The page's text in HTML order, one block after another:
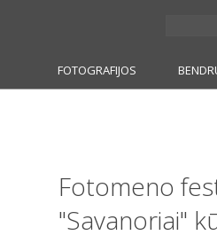
FOTOGRAFIJOS
Fotomeno
"Savanoriai"